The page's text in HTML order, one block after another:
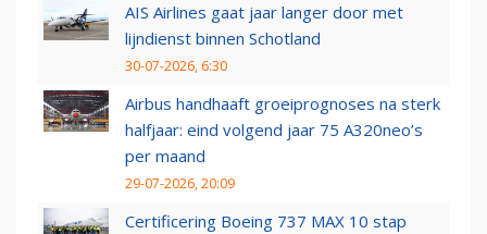
AIS Airlines gaat jaar langer door met
lijndienst binnen Schotland
30-07-2026, 6:30
Airbus handhaaft groeiprognoses na sterk
halfjaar: eind volgend jaar 75 A320neo’s
per maand
29-07-2026, 20:09
Certificering Boeing 737 MAX 10 stap